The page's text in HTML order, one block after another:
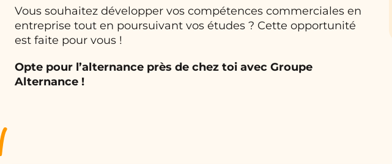
Vous souhaitez développer vos compétences commerciales en
entreprise tout en poursuivant vos études ? Cette opportunité
est faite pour vous !
Opte pour l’alternance près de chez toi avec Groupe
Alternance !